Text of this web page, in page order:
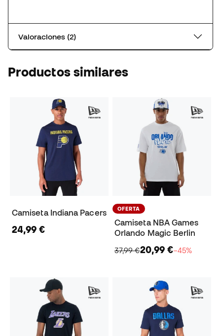
Valoraciones (2)
Productos similares
Camiseta Indiana Pacers
24,99 €
OFERTA
Camiseta NBA Games
Orlando Magic Berlin
37,99 €20,99 €−45%